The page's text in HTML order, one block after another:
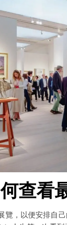
查看
覽，以便安排自